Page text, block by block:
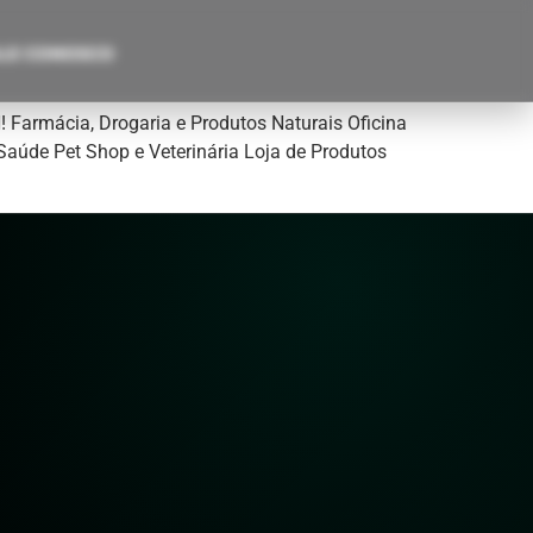
CONOSCO
Farmácia, Drogaria e Produtos Naturais Oficina
Pet Shop e Veterinária Loja de Produtos